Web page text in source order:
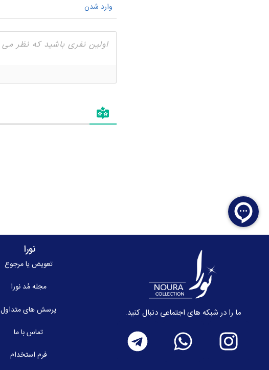
وارد شدن
ما را در شبکه های اجتماعی دنبال کنید.
نورا
تعویض یا مرجوع
مجلهمُد نورا
پرسش های متداول
تماس با ما
فرم استخدام